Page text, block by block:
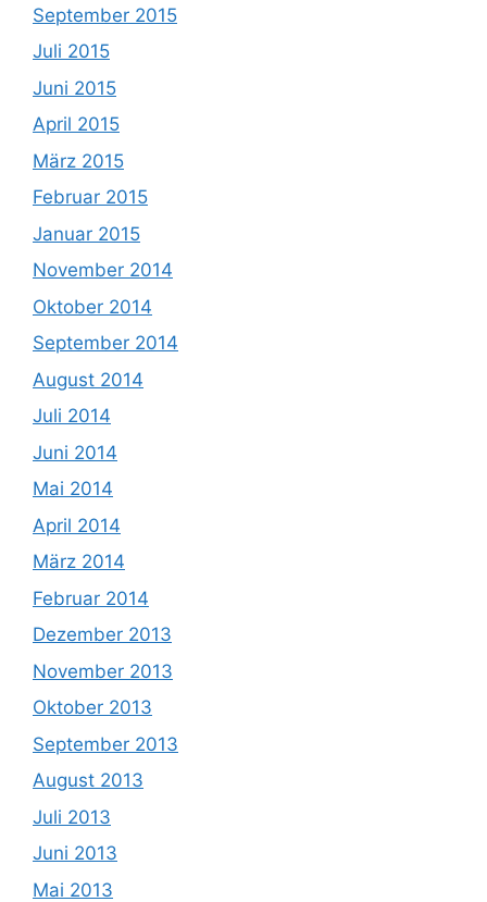
September 2015
Juli 2015
Juni 2015
April 2015
März 2015
Februar 2015
Januar 2015
November 2014
Oktober 2014
September 2014
August 2014
Juli 2014
Juni 2014
Mai 2014
April 2014
März 2014
Februar 2014
Dezember 2013
November 2013
Oktober 2013
September 2013
August 2013
Juli 2013
Juni 2013
Mai 2013